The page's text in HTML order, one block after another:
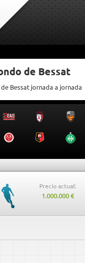
de Bessat
Bessat jornada a jornada
Precio actual:
1.000.000 €